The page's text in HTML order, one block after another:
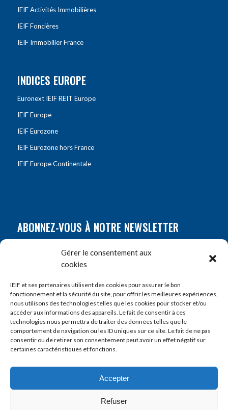
Gérer le consentement aux
cookies
IEIF et ses partenaires utilisent des cookies pour assurer le bon
fonctionnement et la sécurité du site, pour offrir les meilleures expériences,
nous utilisons des technologies telles que les cookies pour stocker et/ou
accéder aux informations des appareils. Le fait de consentir à ces
technologies nous permettra de traiter des données telles que le
comportement de navigation ou les ID uniques sur ce site. Le fait de ne pas
consentir ou de retirer son consentement peut avoir un effet négatif sur
certaines caractéristiques et fonctions.
Accepter
Refuser
IEIF Activités Immobilières
IEIF Foncières
IEIF Immobilier France
INDICES EUROPE
Euronext IEIF REIT Europe
IEIF Europe
IEIF Eurozone
IEIF Eurozone hors France
IEIF Europe Continentale
ABONNEZ-VOUS À NOTRE NEWSLETTER
Prénom*
E-mail*